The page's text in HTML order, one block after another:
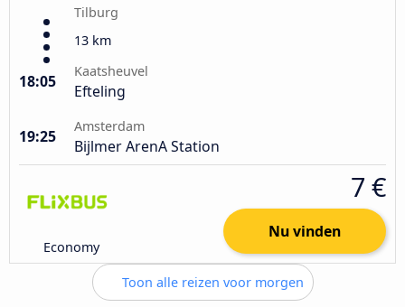
Tilburg
13 km
18:05
Kaatsheuvel
Efteling
19:25
Amsterdam
Bijlmer ArenA Station
Economy
7 €
Nu vinden
Toon alle reizen voor morgen